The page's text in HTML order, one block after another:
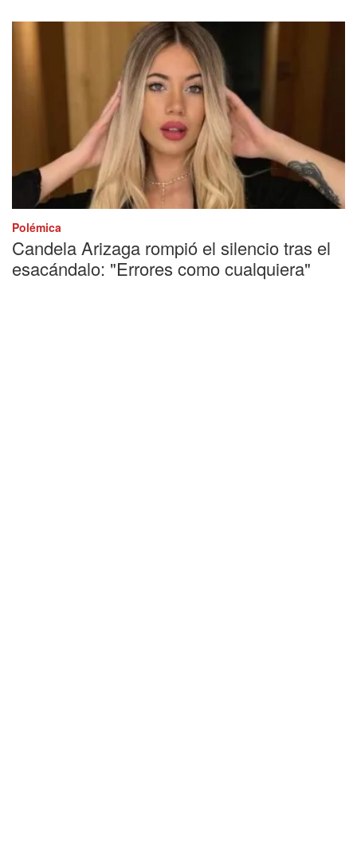
Polémica
Candela Arizaga rompió el silencio tras el
esacándalo: "Errores como cualquiera"